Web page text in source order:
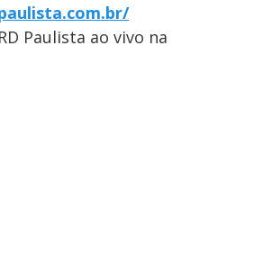
Paulista ao vivo na